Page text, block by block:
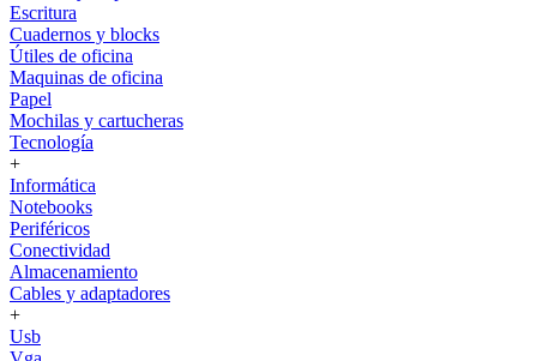
Escritura
Cuadernos y blocks
Útiles de oficina
Maquinas de oficina
Papel
Mochilas y cartucheras
Tecnología
+
Informática
Notebooks
Periféricos
Conectividad
Almacenamiento
Cables y adaptadores
+
Usb